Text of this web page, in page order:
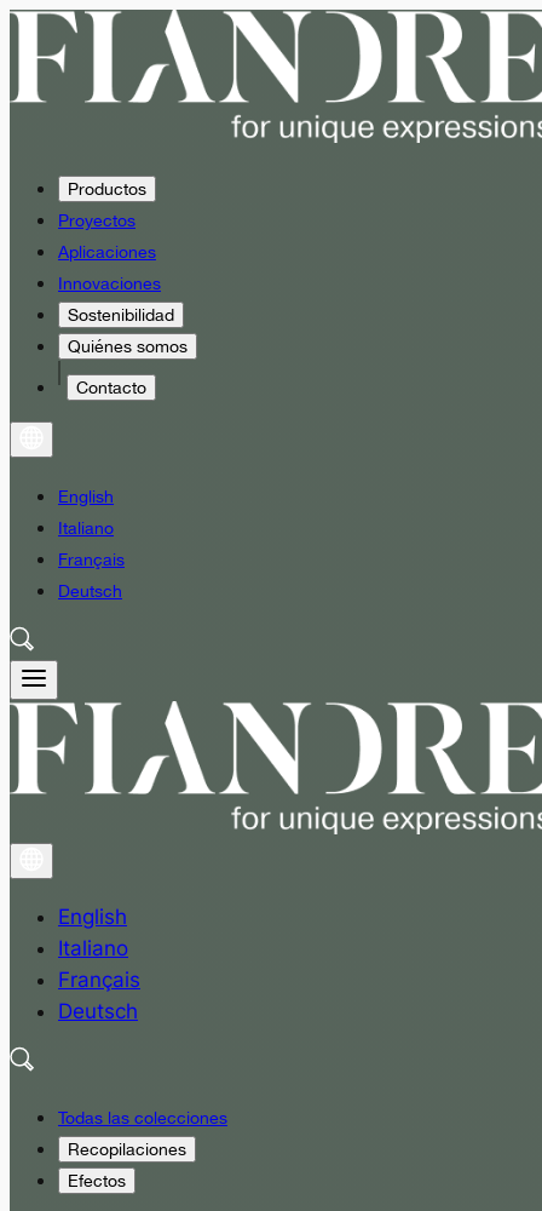
Productos
Proyectos
Aplicaciones
Innovaciones
Sostenibilidad
Quiénes somos
Contacto
English
Italiano
Français
Deutsch
English
Italiano
Français
Deutsch
Todas las colecciones
Recopilaciones
Efectos